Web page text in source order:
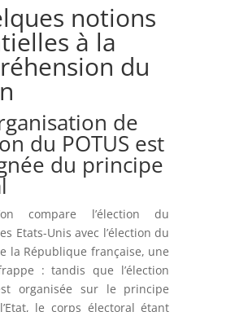
notions
à la
du
de
du POTUS est
du principe
compare l’élection du
Etats-Unis avec l’élection du
la République française, une
: tandis que l’élection
organisée sur le principe
le corps électoral étant